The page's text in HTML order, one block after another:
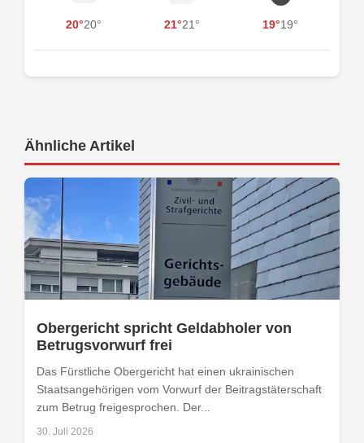
20°20° 21°21° 19°19°
Ähnliche Artikel
Obergericht spricht Geldabholer von
Betrugsvorwurf frei
Das Fürstliche Obergericht hat einen ukrainischen
Staatsangehörigen vom Vorwurf der Beitragstäterschaft
zum Betrug freigesprochen. Der...
30. Juli 2026